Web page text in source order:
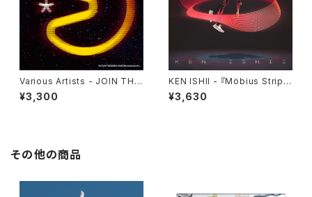
Various Artists - JOIN THE
PAC - PAC-MAN 40th ANNI
VERSARY ALBUM -
¥3,300
KEN ISHII - 『Möbius Strip』
【完全生産限定盤Type B】
¥3,630
その他の商品